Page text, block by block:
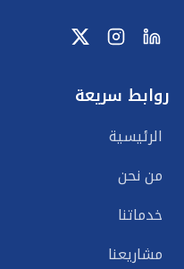
روابط سريعة
الرئيسية
من نحن
خدماتنا
مشاريعنا